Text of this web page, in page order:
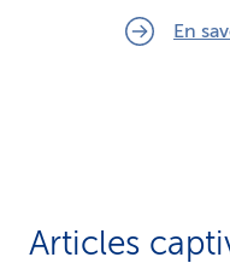
En
Articles